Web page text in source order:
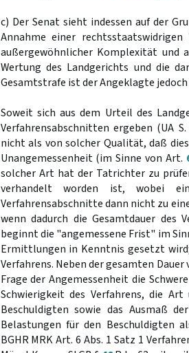
c) Der Senat sieht indessen auf der
Annahme einer
außergewöhnlicher Komplexität und
Wertung des Landgerichts und die
Gesamtstrafe ist der Angeklagte
Soweit sich aus dem Urteil des
Verfahrensabschnitten ergeben (UA
nicht als von solcher Qualität, daß
Unangemessenheit (im Sinne von Art.
solcher Art hat der Tatrichter zu
verhandelt worden ist, wobei
Verfahrensabschnitte dann nicht zu
wenn dadurch die Gesamtdauer des
beginnt die "angemessene Frist" im
Ermittlungen in Kenntnis gesetzt
Verfahrens. Neben der gesamten
Frage der Angemessenheit die
Schwierigkeit des Verfahrens, die
Beschuldigten sowie das Ausmaß
Belastungen für den Beschuldigten
BGHR MRK Art. 6 Abs. 1 Satz 1